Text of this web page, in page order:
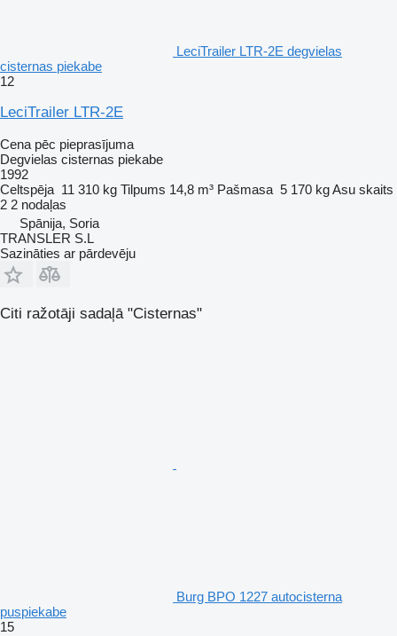
LeciTrailer LTR-2E degvielas
cisternas piekabe
12
LeciTrailer LTR-2E
Cena pēc pieprasījuma
Degvielas cisternas piekabe
1992
Celtspēja 11 310 kg Tilpums 14,8 m³ Pašmasa 5 170 kgAsu skaits
2 2 nodaļas
Spānija, Soria
TRANSLER S.L
Sazināties ar pārdevēju
Citi ražotāji sadaļā "Cisternas"
Burg BPO 1227 autocisterna
puspiekabe
15